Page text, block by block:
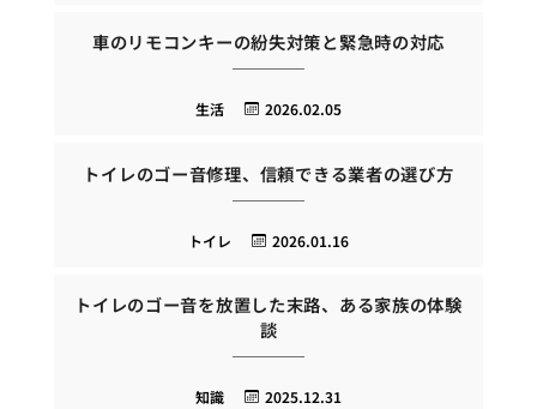
車のリモコンキーの紛失対策と緊急時の対応
2026.02.05
生活
トイレのゴー音修理、信頼できる業者の選び方
2026.01.16
トイレ
トイレのゴー音を放置した末路、ある家族の体験
談
2025.12.31
知識